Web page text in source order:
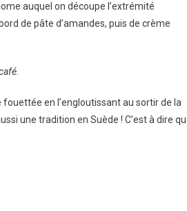
auquel on découpe l’extrémité
de pâte d’amandes, puis de crème
en l’engloutissant au sortir de la
une tradition en Suède ! C’est à dire